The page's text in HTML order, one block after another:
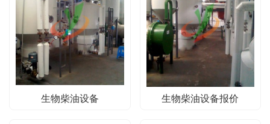
生物柴油设备 生物柴油设备​报价